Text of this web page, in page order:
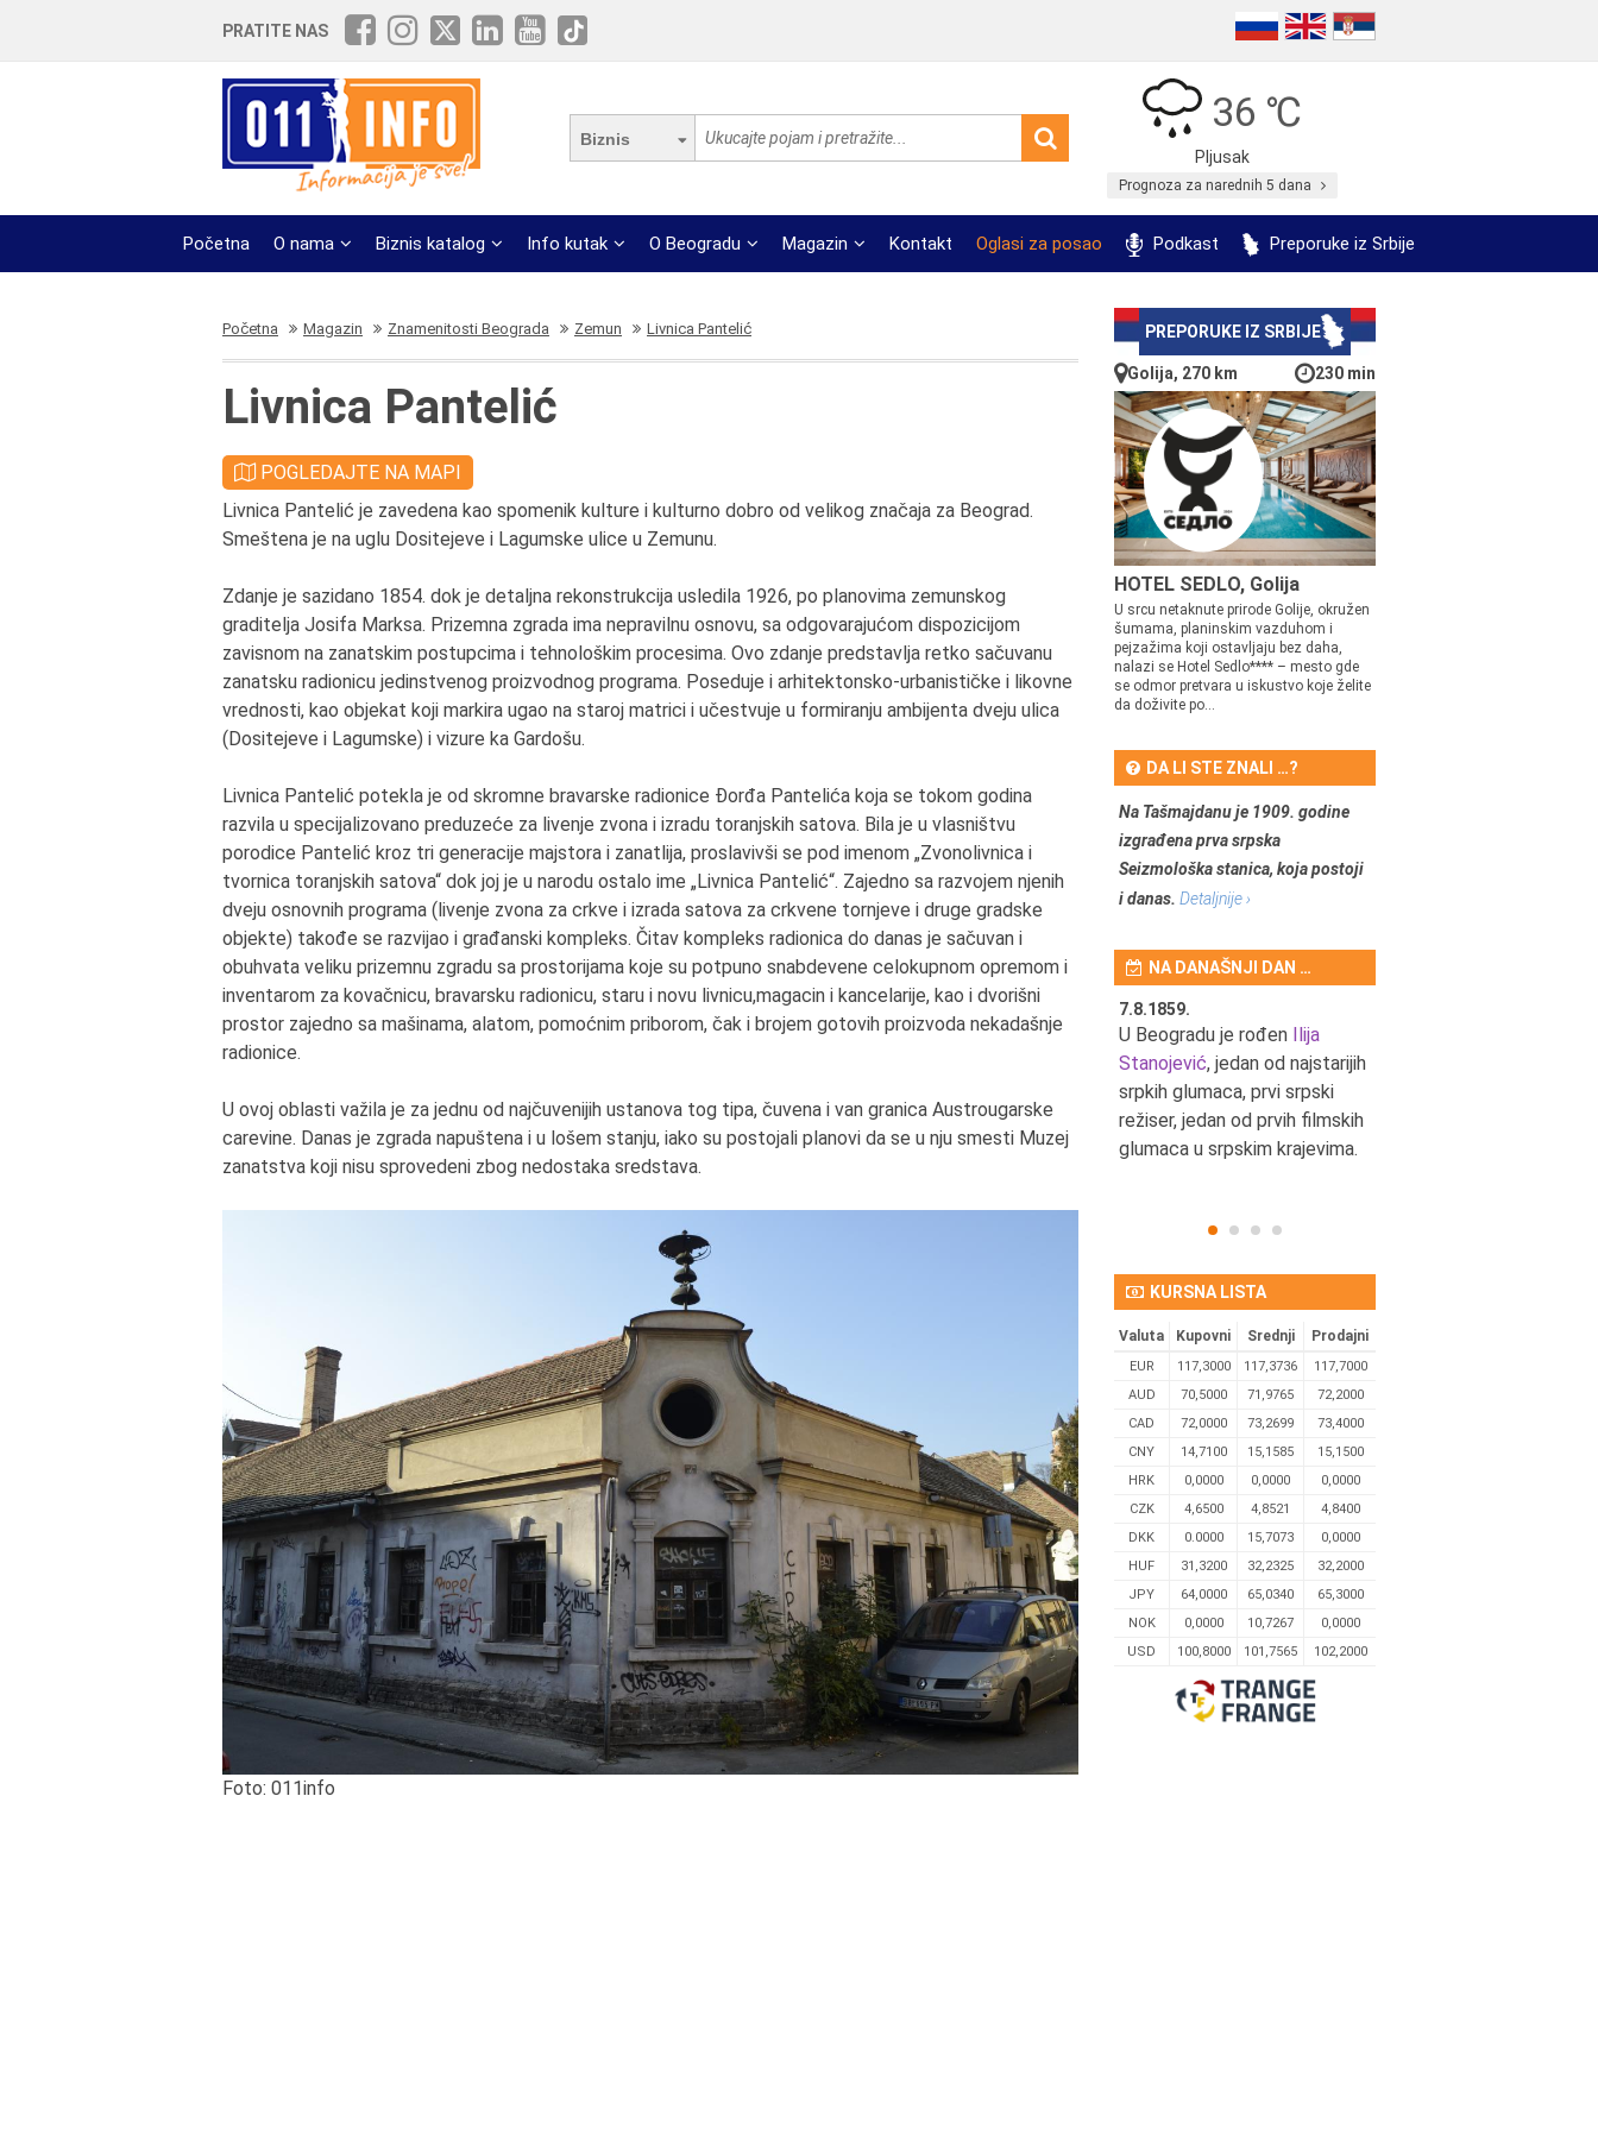
PRATITE NAS
Biznis
36 ℃
Pljusak
Prognoza za narednih 5 dana
Početna O nama Biznis katalog Info kutak O Beogradu Magazin Kontakt Oglasi za posao Podkast Preporuke iz Srbije
Početna Magazin Znamenitosti Beograda Zemun Livnica Pantelić
Livnica Pantelić
POGLEDAJTE NA MAPI
Livnica Pantelić je zavedena kao spomenik kulture i kulturno dobro od velikog značaja za Beograd.
Smeštena je na uglu Dositejeve i Lagumske ulice u Zemunu.
Zdanje je sazidano 1854. dok je detaljna rekonstrukcija usledila 1926, po planovima zemunskog
graditelja Josifa Marksa. Prizemna zgrada ima nepravilnu osnovu, sa odgovarajućom dispozicijom
zavisnom na zanatskim postupcima i tehnološkim procesima. Ovo zdanje predstavlja retko sačuvanu
zanatsku radionicu jedinstvenog proizvodnog programa. Poseduje i arhitektonsko-urbanističke i likovne
vrednosti, kao objekat koji markira ugao na staroj matrici i učestvuje u formiranju ambijenta dveju ulica
(Dositejeve i Lagumske) i vizure ka Gardošu.
Livnica Pantelić potekla je od skromne bravarske radionice Đorđa Pantelića koja se tokom godina
razvila u specijalizovano preduzeće za livenje zvona i izradu toranjskih satova. Bila je u vlasništvu
porodice Pantelić kroz tri generacije majstora i zanatlija, proslavivši se pod imenom „Zvonolivnica i
tvornica toranjskih satova“ dok joj je u narodu ostalo ime „Livnica Pantelić“. Zajedno sa razvojem njenih
dveju osnovnih programa (livenje zvona za crkve i izrada satova za crkvene tornjeve i druge gradske
objekte) takođe se razvijao i građanski kompleks. Čitav kompleks radionica do danas je sačuvan i
obuhvata veliku prizemnu zgradu sa prostorijama koje su potpuno snabdevene celokupnom opremom i
inventarom za kovačnicu, bravarsku radionicu, staru i novu livnicu,magacin i kancelarije, kao i dvorišni
prostor zajedno sa mašinama, alatom, pomoćnim priborom, čak i brojem gotovih proizvoda nekadašnje
radionice.
U ovoj oblasti važila je za jednu od najčuvenijih ustanova tog tipa, čuvena i van granica Austrougarske
carevine. Danas je zgrada napuštena i u lošem stanju, iako su postojali planovi da se u nju smesti Muzej
zanatstva koji nisu sprovedeni zbog nedostaka sredstava.
Foto: 011info
PREPORUKE IZ SRBIJE
Golija, 270 km 230 min
HOTEL SEDLO, Golija
U srcu netaknute prirode Golije, okružen
šumama, planinskim vazduhom i
pejzažima koji ostavljaju bez daha,
nalazi se Hotel Sedlo**** – mesto gde
se odmor pretvara u iskustvo koje želite
da doživite po...
DA LI STE ZNALI …?
Na Tašmajdanu je 1909. godine
izgrađena prva srpska
Seizmološka stanica, koja postoji
i danas. Detaljnije ›
NA DANAŠNJI DAN …
7.8.2015.
Preminula je Đurđija Cvetić,
7.8.1859.
U Beogradu je rođen Ilija
Stanojević, jedan od najstarijih
srpkih glumaca, prvi srpski
režiser, jedan od prvih filmskih
glumaca u srpskim krajevima.
KURSNA LISTA
Valuta Kupovni Srednji Prodajni
EUR 117,3000 117,3736
117,7000
AUD
70,5000 71,9765
72,2000
CAD
72,0000 73,2699
73,4000
CNY
14,7100 15,1585
15,1500
HRK
0,0000 0,0000
0,0000
CZK
4,6500 4,8521
4,8400
DKK
0.0000 15,7073
0,0000
HUF
31,3200 32,2325
32,2000
JPY
64,0000 65,0340
65,3000
NOK
0,0000 10,7267
0,0000
USD
100,8000 101,7565 102,2000